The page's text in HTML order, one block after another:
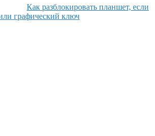
Как разблокировать планшет, если
графический ключ